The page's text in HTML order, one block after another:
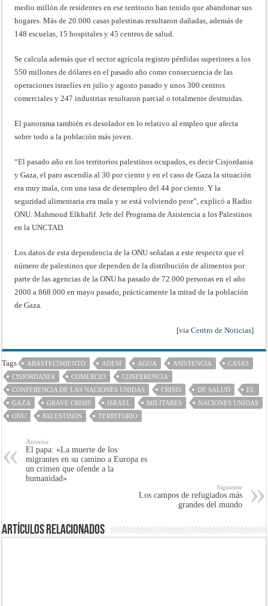
medio millón de residentes en ese territorio han tenido que abandonar sus
hogares. Más de 20.000 casas palestinas resultaron dañadas, además de
148 escuelas, 15 hospitales y 45 centros de salud.
Se calcula además que el sector agrícola registro pérdidas superiores a los
550 millones de dólares en el pasado año como consecuencia de las
operaciones israelíes en julio y agosto pasado y unos 300 centros
comerciales y 247 industrias resultaron parcial o totalmente destruidas.
El panorama también es desolador en lo relativo al empleo que afecta
sobre todo a la población más joven.
“El pasado año en los territorios palestinos ocupados, es decir Cisjordania
y Gaza, el paro ascendía al 30 por ciento y en el caso de Gaza la situación
era muy mala, con una tasa de desempleo del 44 por ciento. Y la
seguridad alimentaria era mala y se está volviendo peor”, explicó a Radio
ONU. Mahmoud Elkhafif. Jefe del Programa de Asistencia a los Palestinos
en la UNCTAD.
Los datos de esta dependencia de la ONU señalan a este respecto que el
número de palestinos que dependen de la distribución de alimentos por
parte de las agencias de la ONU ha pasado de 72.000 personas en el año
2000 a 868.000 en mayo pasado, prácticamente la mitad de la población
de Gaza.
[via Centro de Noticias]
Tags ABASTECIMIENTO ADEM AGUA ASISTENCIA
CASAS
CISJORDANIA
COMERCIO
CONFERENCIA
CONFERENCIA DE LAS NACIONES UNIDAS
CRISIS DE SALUD
EL
GAZA
GRAVE CRISIS ISRAEL MILITARES
NACIONES UNIDAS
ONU
PALESTINOS TERRITORIO
Anterior
El papa: «La muerte de los
migrantes en su camino a Europa es
un crimen que ofende a la
humanidad»
Siguiente
Los campos de refugiados más
grandes del mundo
Artículos Relacionados